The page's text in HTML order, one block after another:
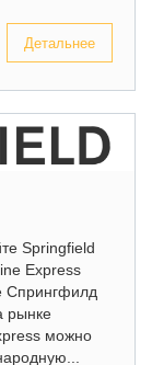
Детальнее
Springfield
Express
Спрингфилд
рынке
можно